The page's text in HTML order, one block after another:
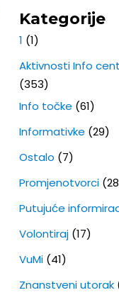
Kategorije
1 (1)
Aktivnosti Info
(353)
Info točke (61)
Informativke (29)
Ostalo (7)
Promjenotvorci
Putujuće
Volontiraj(17)
VuMi(41)
Znanstveni utorak